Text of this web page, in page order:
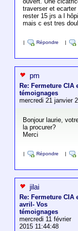
traverser et
rester 15 jrs a l
mais c est tres
Répondre
pm
Re: Fermeture CIA
témoignages
mercredi 21 janvier
Bonjour laurie,
la procurer?
Merci
Répondre
jilai
Re: Fermeture CIA
avril- Vos
témoignages
mercredi 11 février
2015 11:44:48